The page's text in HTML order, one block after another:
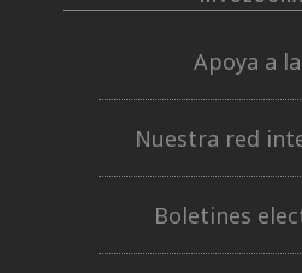
Apoya a
Nuestra red
Boletines